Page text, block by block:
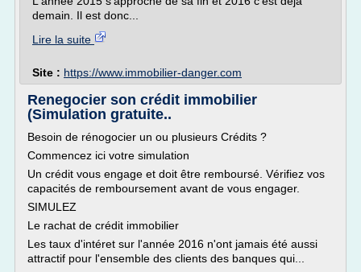
demain. Il est donc...
Lire la suite
Site : https://www.immobilier-danger.com
Renegocier son crédit immobilier
(Simulation gratuite..
Besoin de rénogocier un ou plusieurs Crédits ?
Commencez ici votre simulation
Un crédit vous engage et doit être remboursé. Vérifiez vos
capacités de remboursement avant de vous engager.
SIMULEZ
Le rachat de crédit immobilier
Les taux d'intéret sur l'année 2016 n'ont jamais été aussi
attractif pour l'ensemble des clients des banques qui...